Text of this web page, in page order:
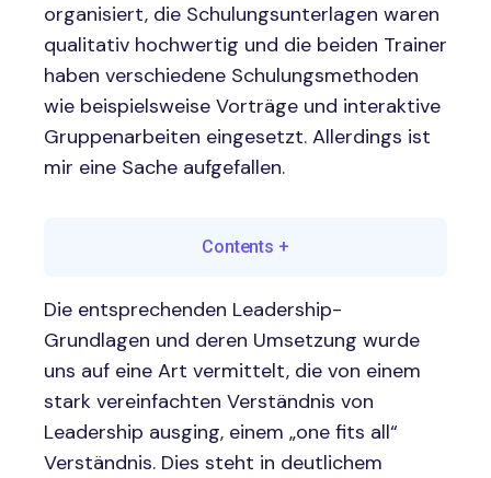
organisiert, die Schulungsunterlagen waren
qualitativ hochwertig und die beiden Trainer
haben verschiedene Schulungsmethoden
wie beispielsweise Vorträge und interaktive
Gruppenarbeiten eingesetzt. Allerdings ist
mir eine Sache aufgefallen.
Contents +
Die entsprechenden Leadership-
Grundlagen und deren Umsetzung wurde
uns auf eine Art vermittelt, die von einem
stark vereinfachten Verständnis von
Leadership ausging, einem „one fits all“
Verständnis. Dies steht in deutlichem